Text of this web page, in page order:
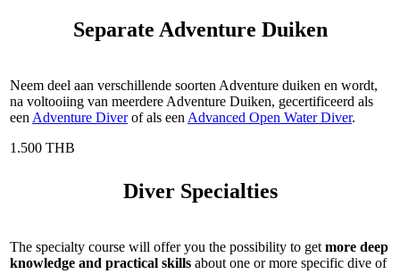
Separate Adventure Duiken
Neem deel aan verschillende soorten Adventure duiken en wordt,
na voltooiing van meerdere Adventure Duiken, gecertificeerd als
een Adventure Diverof als een Advanced Open Water Diver.
1.500 THB
Diver Specialties
The specialty course will offer you the possibility to get more deep
knowledge and practical skills about one or more specific dive of